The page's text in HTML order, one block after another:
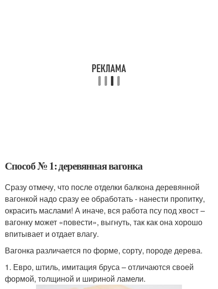
Способ № 1: деревянная вагонка
Сразу отмечу, что после отделки балкона деревянной
вагонкой надо сразу ее обработать - нанести пропитку,
окрасить маслами! А иначе, вся работа псу под хвост –
вагонку может «повести», выгнуть, так как она хорошо
впитывает и отдает влагу.
Вагонка различается по форме, сорту, породе дерева.
1. Евро, штиль, имитация бруса – отличаются своей
формой, толщиной и шириной ламели.